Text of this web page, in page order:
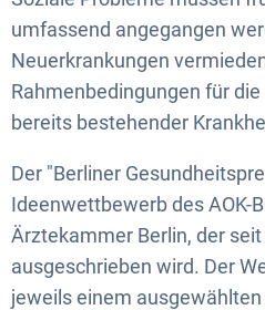
umfassend angegangen
Neuerkrankungen
Rahmenbedingungen für
bereits bestehender
Der "Berliner
Ideenwettbewerb des AOK-
Ärztekammer Berlin, der
ausgeschrieben wird. Der
jeweils einem